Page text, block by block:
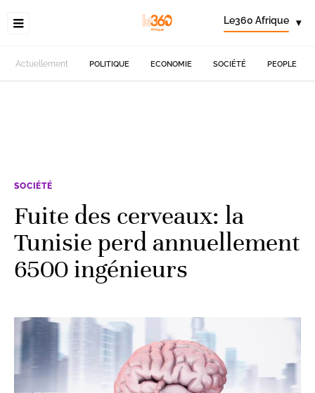
Le360 Afrique ▾
Actuellement POLITIQUE ECONOMIE SOCIÉTÉ PEOPLE
SOCIÉTÉ
Fuite des cerveaux: la
Tunisie perd annuellement
6500 ingénieurs